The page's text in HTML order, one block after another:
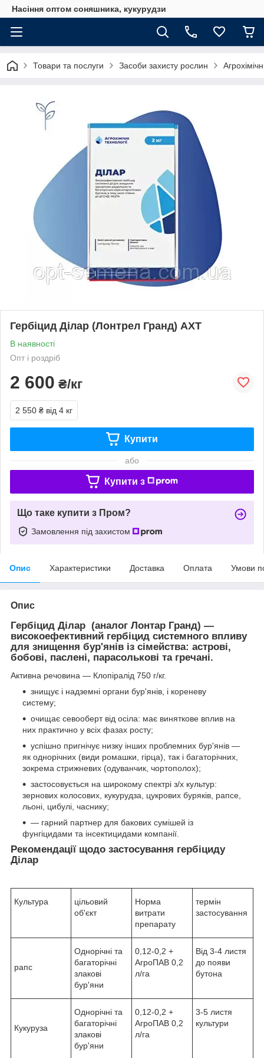
Насіння оптом соняшника, кукурудзи
Товари та послуги Засоби захисту рослин
Гербіцид Ділар (Лонтрел Гранд) АХТ
В наявності
Опт і роздріб
2 600 ₴/кг
2 550 ₴ від 4 кг
Купити
або
Купити з
Що таке купити з Пром?
Замовлення під захистом
Опис Характеристики Доставка Оплата Умови
Опис
Гербіцид Ділар (аналог Лонтар Гранд) —
високоефективний гербіцид системного впливу
для знищення бур'янів із сімейства: астрові,
бобові, паслені, парасолькові та гречані.
Активна речовина — Клопіралід 750 г/кг.
знищує і надземні органи бур'янів, і кореневу
систему;
очищає севооберт від осіла: має виняткове вплив на
них практично у всіх фазах росту;
успішно пригнічує низку інших проблемних бур'янів —
як однорічних (види ромашки, гірца), так і багаторічних,
зокрема стрижневих (одуванчик, чортополох);
застосовується на широкому спектрі з/х культур:
зернових колосових, кукурудза, цукрових буряків, рапсе,
льоні, цибулі, часнику;
— гарний партнер для бакових сумішей із
фунгіцидами та інсектицидами компанії.
Рекомендації щодо застосування гербіциду
Ділар
Культура
цільовий
об'єкт
Норма
витрати
препарату
термін
застосування
рапс
Однорічні та
багаторічні
злакові
бур'яни
0,12-0,2 +
АгроПАВ 0,2
л/га
Від 3-4 листя
до появи
бутона
Кукуруза
Однорічні та
багаторічні
злакові
бур'яни
0,12-0,2 +
АгроПАВ 0,2
л/га
3-5 листя
культури